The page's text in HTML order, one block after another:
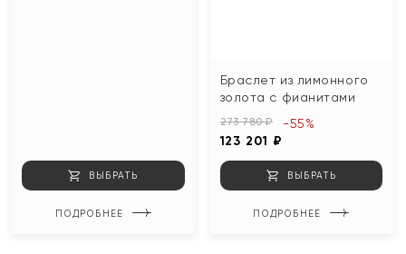
ВЫБРАТЬ
ПОДРОБНЕЕ
Браслет из лимонного
золота с фианитами
273 780 ₽
123 201 ₽
-55%
ВЫБРАТЬ
ПОДРОБНЕЕ